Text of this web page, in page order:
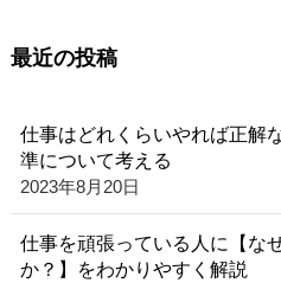
最近の投稿
仕事はどれくらいやれば正解
準について考える
2023年8月20日
仕事を頑張っている人に【な
か？】をわかりやすく解説